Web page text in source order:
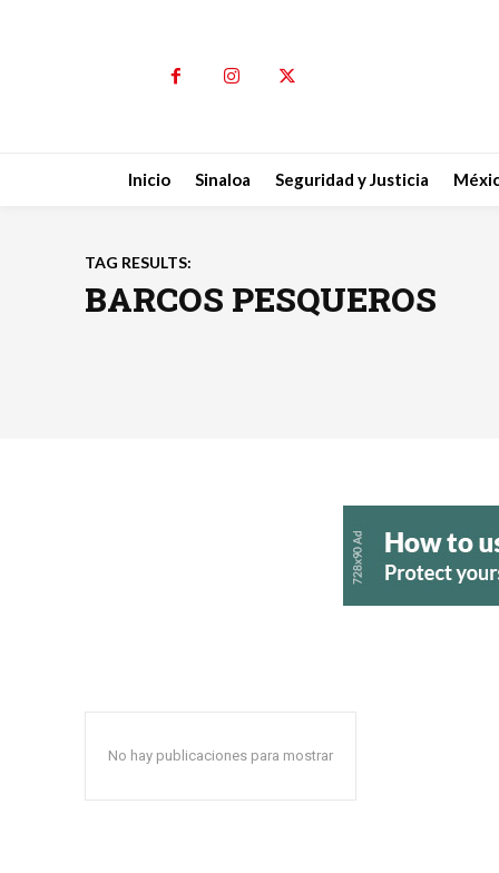
Inicio Sinaloa Seguridad y Justicia
TAG RESULTS:
BARCOS PESQUEROS
No hay publicaciones para mostrar